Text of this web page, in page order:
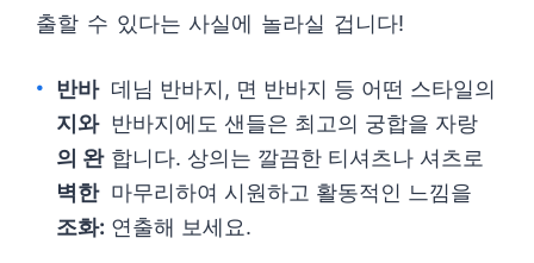
출할 수 있다는 사실에 놀라실 겁니다!
반바
지와
의 완
벽한
조화:
데님 반바지, 면 반바지 등 어떤 스타일의
반바지에도 샌들은 최고의 궁합을 자랑
합니다. 상의는 깔끔한 티셔츠나 셔츠로
마무리하여 시원하고 활동적인 느낌을
연출해 보세요.